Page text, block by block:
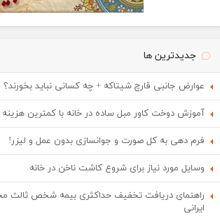
جدیدترین ها
عوارض جانبی قارچ شیتاکه + چه کسانی نباید بخورند؟
آموزش دوخت کاور مبل ساده در خانه با کمترین هزینه و
فرم دهی به کل صورت و جوانسازی بدون عمل و لیزر!
وسایل مورد نیاز برای شروع کاشت ناخن در خانه
راهنمای دریافت تخفیف حداکثری بیمه شخص ثالث
ایرانی